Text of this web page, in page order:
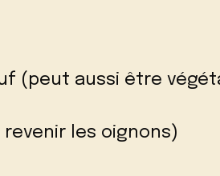
(peut aussi être
revenir les oignons)